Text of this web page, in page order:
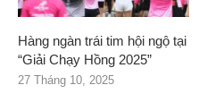
Hàng ngàn trái tim hội ngộ tại
“Giải Chạy Hồng 2025”
27 Tháng 10, 2025